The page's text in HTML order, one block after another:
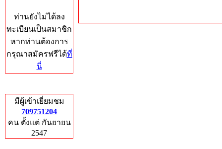
ท่านยังไม่ได้ลง
ทะเบียนเป็นสมาชิก
หากท่านต้องการ
กรุณาสมัครฟรีได้ที่
นี่
มีผู้เข้าเยี่ยมชม
709751204
คน ตั้งแต่ กันยายน
2547